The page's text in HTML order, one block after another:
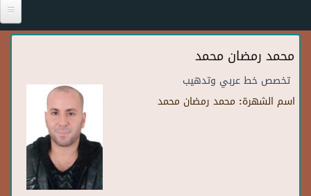
محمد رمضان محمد
تخصص خط عربي وتدهيب
اسم الشهرة: محمد رمضان محمد